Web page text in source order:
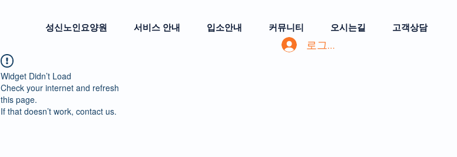
성신노인요양원 서비스 안내 입소안내 커뮤니티 오시는길 고객상담
로그인
Widget Didn’t Load
Check your internet and refresh
this page.
If that doesn’t work, contact us.